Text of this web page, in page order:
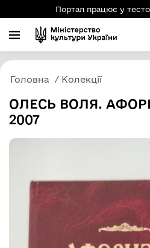
Портал працює у
Головна Колекції
ОЛЕСЬ ВОЛЯ.
2007